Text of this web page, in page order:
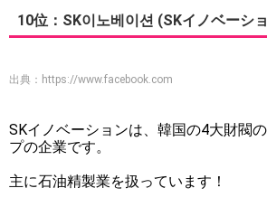
10位：SK이노베이션 (SKイノベーシ
出典： https://www.facebook.com
SKイノベーションは、韓国の4大財閥
プの企業です。
主に石油精製業を扱っています！